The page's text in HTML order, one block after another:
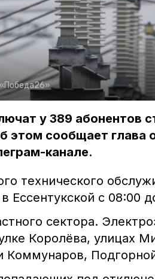
у 389 абонентов
этом сообщает глава
канале.
технического
Ессентукской с 08:00
сектора.
Королёва, улицах